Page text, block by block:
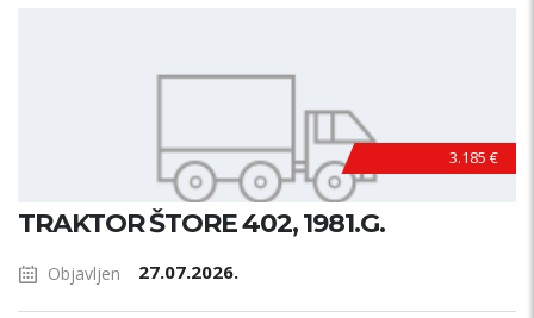
3.185 €
TRAKTOR ŠTORE 402, 1981.G.
Objavljen 27.07.2026.